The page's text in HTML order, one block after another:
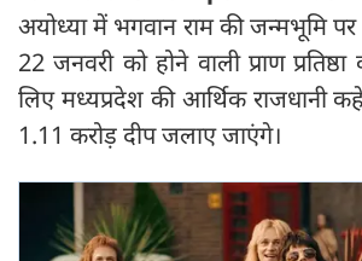
अयोध्या में भगवान राम की जन्मभूमि पर
22 जनवरी को होने वाली प्राण
लिए मध्यप्रदेश की आर्थिक राजधानी
1.11 करोड़ दीप जलाए जाएंगे।